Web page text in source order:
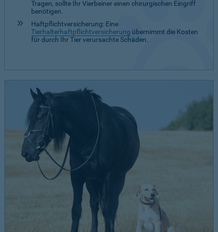
Tragen, sollte Ihr Vierbeiner einen chirurgischen Eingriff
benötigen.
Haftpflichtversicherung: Eine
Tierhalterhaftpflichtversicherung übernimmt die Kosten
für durch Ihr Tier verursachte Schäden.